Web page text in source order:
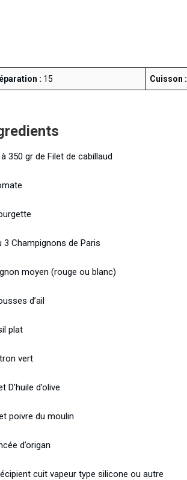
: 15 Cuisson :
350 gr de Filet de cabillaud
3 Champignons de Paris
moyen (rouge ou blanc)
d’ail
plat
vert
D’huile d’olive
poivre du moulin
d’origan
cuit vapeur type silicone ou autre